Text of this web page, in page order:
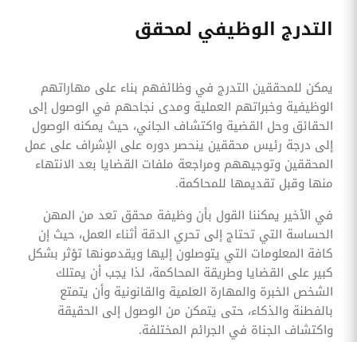
التدرج الوظيفي لمحقق
يمكن للمحققين التدرج في وظائفهم بناء على مهاراتهم
الوظيفية وخبراتهم العملية ومدى نجاحهم في الوصول إلى
الحقائق وحل القضية واكتشاف الجاني، حيث يمكنه الوصول
إلى درجة رئيس محققين ينحصر دوره على الإشراف على عمل
المحققين وتوجيههم ومراجعة ملفات القضايا بعد الانتهاء
منها وقبل تقديمها للمحاكمة.
في الأخير يمكننا القول بأن وظيفة محقق تعد من المهن
الحساسة التي تحتاج إلى تحري الدقة أثناء العمل، حيث إن
كافة المعلومات التي يتوصلون إليها ويقدمونها تؤثر بشكل
كبير على القضايا وطريقة المحاكمة، لذا يجب أن يمتلك
الشخص الخبرة والمهارة العلمية والقانونية وأن يتمتع
بالفطنة والذكاء، حتى يتمكن من الوصول إلى الحقيقة
واكتشاف الجناة في الجرائم المختلفة.